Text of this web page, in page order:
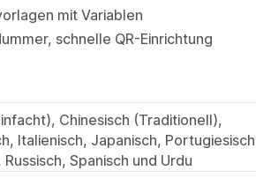
mit Variablen
schnelle QR-Einrichtung
Chinesisch (Traditionell),
Italienisch, Japanisch, Portugiesisch
Spanisch und Urdu